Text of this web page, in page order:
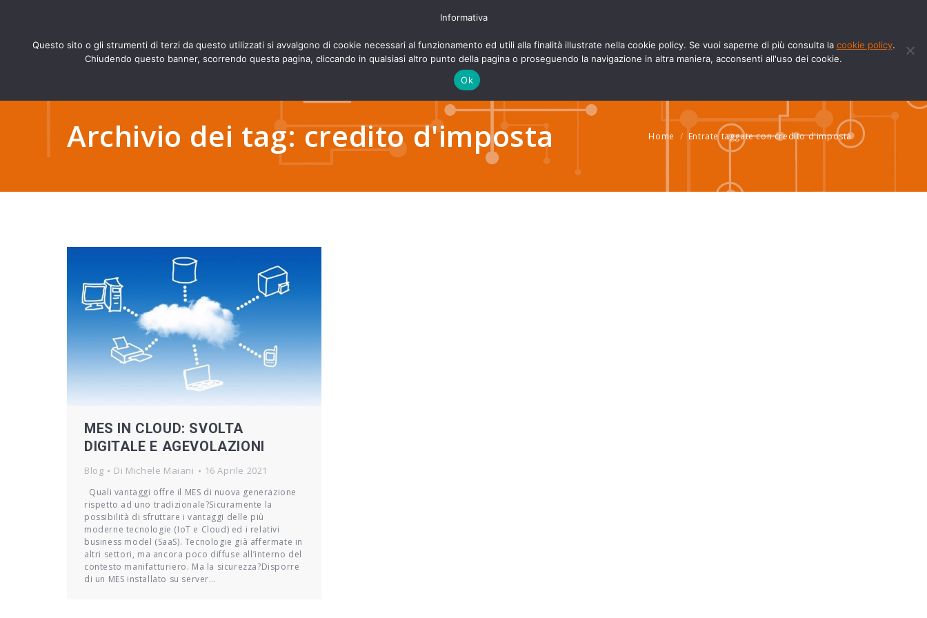
opensopens
Azienda Servizi Know-how Blog Contatti Fatture e Documenti
Archivio dei tag:credito d'imposta Tu sei qui:
Home Entrate taggate con credito d'imposta
MES IN CLOUD: SVOLTA
DIGITALE E AGEVOLAZIONI
Blog Di Michele Maiani 16 Aprile 2021
Quali vantaggi offre il MES di nuova generazione
rispetto ad uno tradizionale?Sicuramente la
possibilità di sfruttare i vantaggi delle più
moderne tecnologie (IoT e Cloud) ed i relativi
business model (SaaS). Tecnologie già affermate in
altri settori, ma ancora poco diffuse all’interno del
contesto manifatturiero. Ma la sicurezza?Disporre
di un MES installato su server…
Informativa
Questo sito o gli strumenti di terzi da questo utilizzati si avvalgono di cookie necessari al funzionamento ed utili alla finalità illustrate nella cookie policy. Se vuoi saperne di più consulta la cookie policy.
Chiudendo questo banner, scorrendo questa pagina, cliccando in qualsiasi altro punto della pagina o proseguendo la navigazione in altra maniera, acconsenti all'uso dei cookie.
Ok